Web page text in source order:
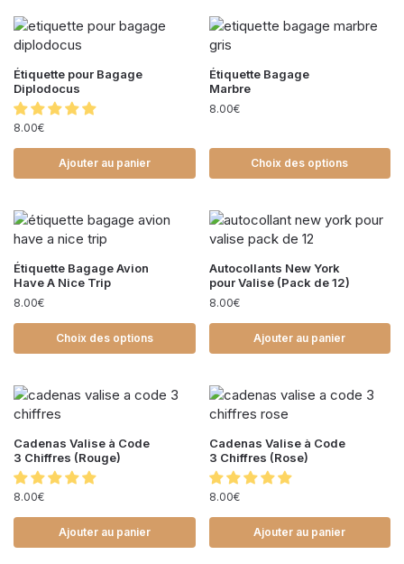
Étiquette pour Bagage
Diplodocus
8.00€
Ajouter au panier
Étiquette Bagage
Marbre
8.00€
Choix des options
Étiquette Bagage Avion
Have A Nice Trip
8.00€
Choix des options
Autocollants New York
pour Valise (Pack de 12)
8.00€
Ajouter au panier
Cadenas Valise à Code
3 Chiffres (Rouge)
8.00€
Ajouter au panier
Cadenas Valise à Code
3 Chiffres (Rose)
8.00€
Ajouter au panier